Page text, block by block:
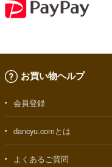
お買い物ヘルプ
会員登録
dancyu.comとは
よくあるご質問